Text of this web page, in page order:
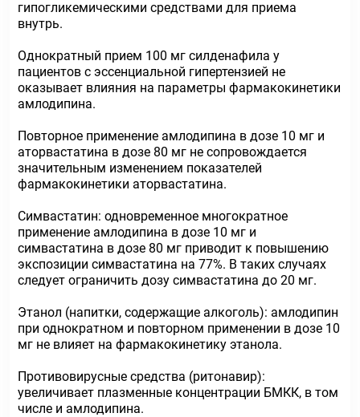
гипогликемическими средствами для приема
внутрь.
Однократный прием 100 мг силденафила у
пациентов с эссенциальной гипертензией не
оказывает влияния на параметры фармакокинетики
амлодипина.
Повторное применение амлодипина в дозе 10 мг и
аторвастатина в дозе 80 мг не сопровождается
значительным изменением показателей
фармакокинетики аторвастатина.
Симвастатин: одновременное многократное
применение амлодипина в дозе 10 мг и
симвастатина в дозе 80 мг приводит к повышению
экспозиции симвастатина на 77%. В таких случаях
следует ограничить дозу симвастатина до 20 мг.
Этанол (напитки, содержащие алкоголь): амлодипин
при однократном и повторном применении в дозе 10
мг не влияет на фармакокинетику этанола.
Противовирусные средства (ритонавир):
увеличивает плазменные концентрации БМКК, в том
числе и амлодипина.